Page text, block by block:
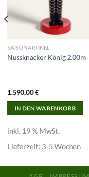
SAISONARTIKEL
Nussknacker König 2.00m
1.590,00€
IN DEN WARENKORB
inkl. 19 % MwSt.
Lieferzeit: 3-5 Wochen